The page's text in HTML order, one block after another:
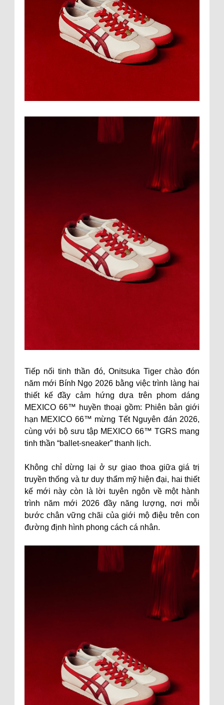
Tiếp nối tinh thần đó, Onitsuka Tiger chào đón
năm mới Bính Ngọ 2026 bằng việc trình làng hai
thiết kế đầy cảm hứng dựa trên phom dáng
MEXICO 66™ huyền thoại gồm: Phiên bản giới
hạn MEXICO 66™ mừng Tết Nguyên đán 2026,
cùng với bộ sưu tập MEXICO 66™ TGRS mang
tinh thần “ballet-sneaker” thanh lịch.
Không chỉ dừng lại ở sự giao thoa giữa giá trị
truyền thống và tư duy thẩm mỹ hiện đại, hai thiết
kế mới này còn là lời tuyên ngôn về một hành
trình năm mới 2026 đầy năng lượng, nơi mỗi
bước chân vững chãi của giới mộ điệu trên con
đường định hình phong cách cá nhân.